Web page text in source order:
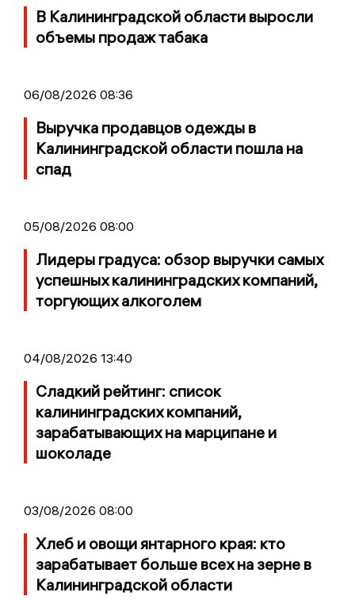
В Калининградской области выросли
объемы продаж табака
06/08/2026 08:36
Выручка продавцов одежды в
Калининградской области пошла на
спад
05/08/2026 08:00
Лидеры градуса: обзор выручки самых
успешных калининградских компаний,
торгующих алкоголем
04/08/2026 13:40
Сладкий рейтинг: список
калининградских компаний,
зарабатывающих на марципане и
шоколаде
03/08/2026 08:00
Хлеб и овощи янтарного края: кто
зарабатывает больше всех на зерне в
Калининградской области